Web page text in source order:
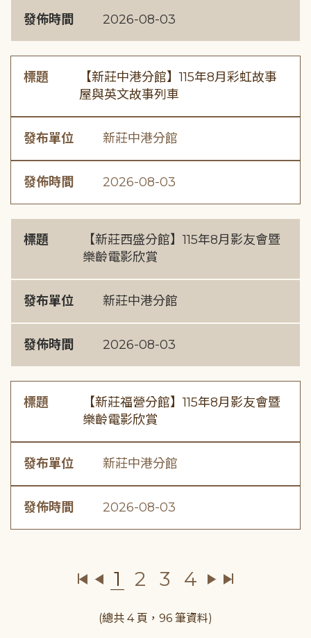
發佈時間 2026-08-03
標題
【新莊中港分館】115年8月彩虹故事
屋與英文故事列車
發布單位 新莊中港分館
發佈時間 2026-08-03
標題
【新莊西盛分館】115年8月影友會暨
樂齡電影欣賞
發布單位 新莊中港分館
發佈時間 2026-08-03
標題
【新莊福營分館】115年8月影友會暨
樂齡電影欣賞
發布單位 新莊中港分館
發佈時間 2026-08-03
1 2 3 4
(總共 4 頁，96 筆資料)